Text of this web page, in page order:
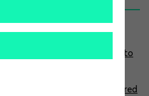
Links
Use the combination search to
How to indicate courses offered